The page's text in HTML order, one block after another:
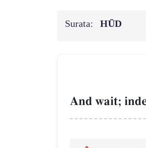
Surata: HŪD
And wait;